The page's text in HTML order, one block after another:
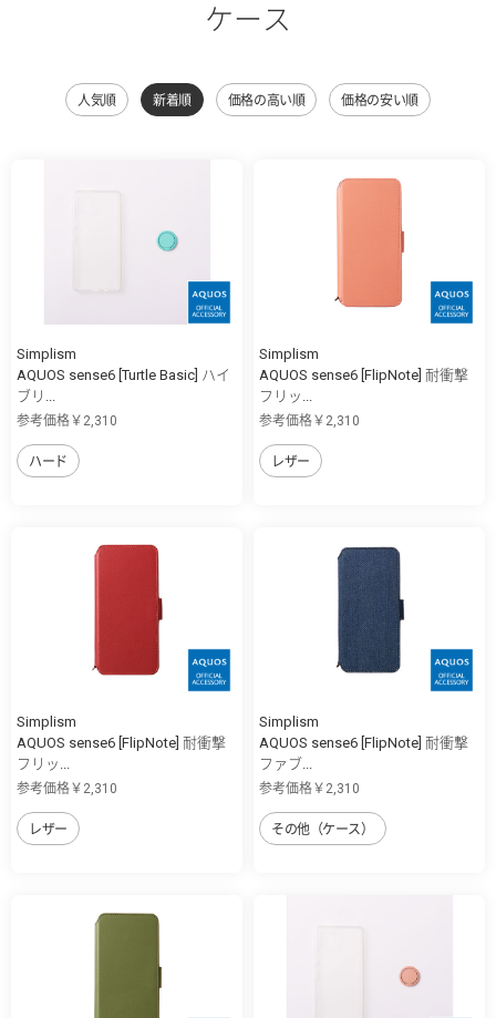
ケース
人気順 新着順 価格の高い順 価格の安い順
Simplism
AQUOS sense6 [Turtle Basic] ハイ
ブリ...
参考価格￥2,310
ハード
Simplism
AQUOS sense6 [FlipNote] 耐衝撃
フリッ...
参考価格￥2,310
レザー
Simplism
AQUOS sense6 [FlipNote] 耐衝撃
フリッ...
参考価格￥2,310
レザー
Simplism
AQUOS sense6 [FlipNote] 耐衝撃
ファブ...
参考価格￥2,310
その他（ケース）